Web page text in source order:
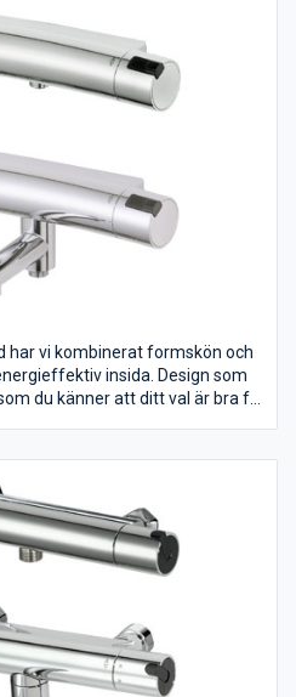
har vi kombinerat formskön och
insida. Design som
du känner att ditt val är bra för